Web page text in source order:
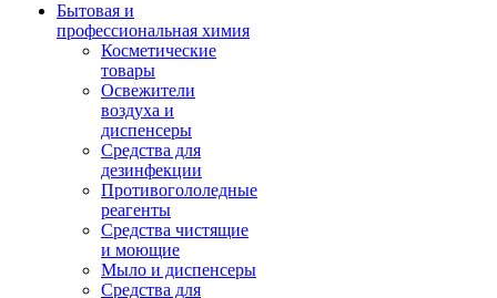
Бытовая и
профессиональная химия
Косметические
товары
Освежители
воздуха и
диспенсеры
Средства для
дезинфекции
Противогололедные
реагенты
Средства чистящие
и моющие
Мыло и диспенсеры
Средства для